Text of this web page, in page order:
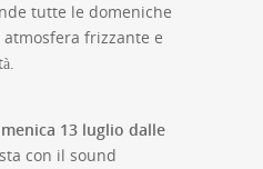
tutte le domeniche
frizzante e
13 luglio dalle
con il sound